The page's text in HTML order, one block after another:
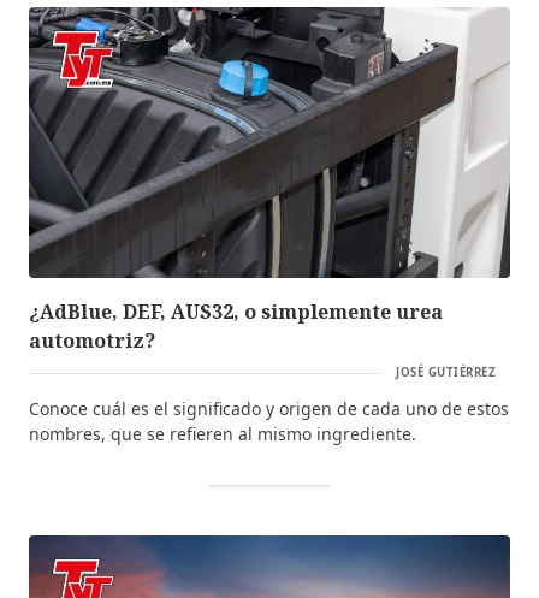
¿AdBlue, DEF, AUS32, o simplemente urea
automotriz?
JOSÉ GUTIÉRREZ
Conoce cuál es el significado y origen de cada uno de estos
nombres, que se refieren al mismo ingrediente.